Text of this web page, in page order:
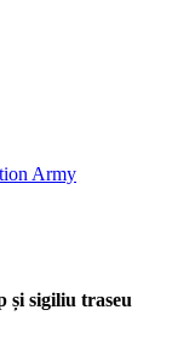
Army
și sigiliu traseu